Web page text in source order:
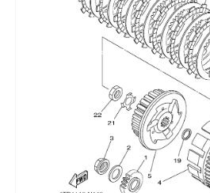
Топливная
Тормозная
Трансмиссия
Управление